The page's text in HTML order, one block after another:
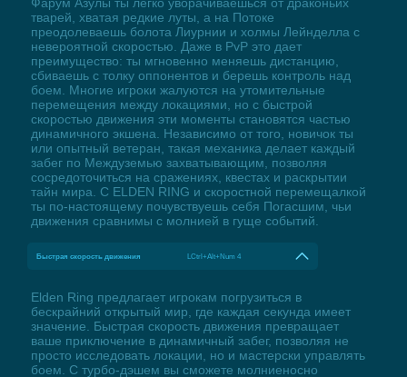
Фарум Азулы ты легко уворачиваешься от драконьих
тварей, хватая редкие луты, а на Потоке
преодолеваешь болота Лиурнии и холмы Лейнделла с
невероятной скоростью. Даже в PvP это дает
преимущество: ты мгновенно меняешь дистанцию,
сбиваешь с толку оппонентов и берешь контроль над
боем. Многие игроки жалуются на утомительные
перемещения между локациями, но с быстрой
скоростью движения эти моменты становятся частью
динамичного экшена. Независимо от того, новичок ты
или опытный ветеран, такая механика делает каждый
забег по Междуземью захватывающим, позволяя
сосредоточиться на сражениях, квестах и раскрытии
тайн мира. С ELDEN RING и скоростной перемещалкой
ты по-настоящему почувствуешь себя Погасшим, чьи
движения сравнимы с молнией в гуще событий.
Быстрая скорость движения LCtrl+Alt+Num 4
Elden Ring предлагает игрокам погрузиться в
бескрайний открытый мир, где каждая секунда имеет
значение. Быстрая скорость движения превращает
ваше приключение в динамичный забег, позволяя не
просто исследовать локации, но и мастерски управлять
боем. С турбо-дэшем вы сможете молниеносно